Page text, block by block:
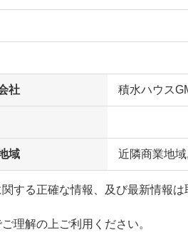
社 積水ハウス
域 近隣商業地
する正確な情報、及び最新情報
理解の上ご利用ください。